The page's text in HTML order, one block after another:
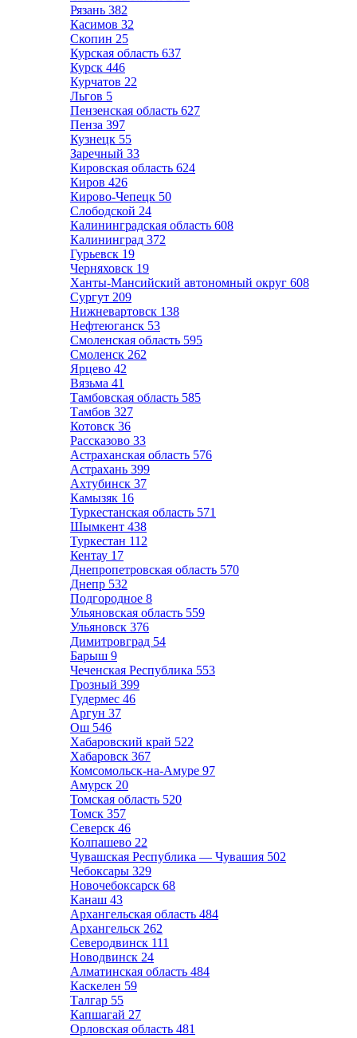
Рязань 382
Касимов 32
Скопин 25
Курская область 637
Курск 446
Курчатов 22
Льгов 5
Пензенская область 627
Пенза 397
Кузнецк 55
Заречный 33
Кировская область 624
Киров 426
Кирово-Чепецк 50
Слободской 24
Калининградская область 608
Калининград 372
Гурьевск 19
Черняховск 19
Ханты-Мансийский автономный округ 608
Сургут 209
Нижневартовск 138
Нефтеюганск 53
Смоленская область 595
Смоленск 262
Ярцево 42
Вязьма 41
Тамбовская область 585
Тамбов 327
Котовск 36
Рассказово 33
Астраханская область 576
Астрахань 399
Ахтубинск 37
Камызяк 16
Туркестанская область 571
Шымкент 438
Туркестан 112
Кентау 17
Днепропетровская область 570
Днепр 532
Подгородное 8
Ульяновская область 559
Ульяновск 376
Димитровград 54
Барыш 9
Чеченская Республика 553
Грозный 399
Гудермес 46
Аргун 37
Ош 546
Хабаровский край 522
Хабаровск 367
Комсомольск-на-Амуре 97
Амурск 20
Томская область 520
Томск 357
Северск 46
Колпашево 22
Чувашская Республика — Чувашия 502
Чебоксары 329
Новочебоксарск 68
Канаш 43
Архангельская область 484
Архангельск 262
Северодвинск 111
Новодвинск 24
Алматинская область 484
Каскелен 59
Талгар 55
Капшагай 27
Орловская область 481